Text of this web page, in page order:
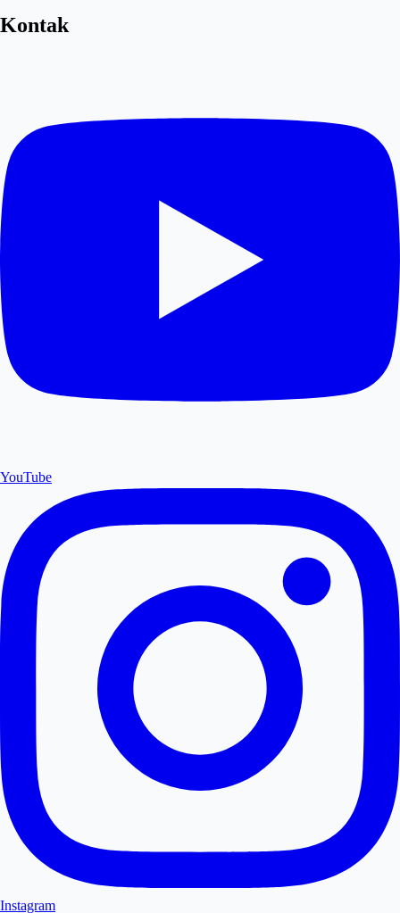
Kontak
YouTube
Instagram